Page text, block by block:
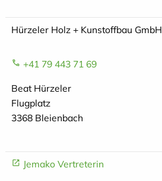
Hürzeler Holz + Kunstoffbau GmbH
+41 79 443 71 69
Beat Hürzeler
Flugplatz
3368 Bleienbach
Jemako Vertreterin